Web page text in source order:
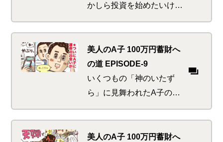
かしら投資を始めたいけれ
ど、何から始めようか迷っ
ていると、先日帰ってきた
実家の光景や家族との思い
出が…干し芋・濃い血・ひ
いじいちゃん…
美人のA子 100万円蓄財へ
の道 EPISODE-9
いくつもの「神のいたず
ら」に見舞われたA子の
夏。先輩美人S子や自分の
身に迫るピンチや心温まる
出会いと奇遇な共通点の
美人のA子 100万円蓄財へ